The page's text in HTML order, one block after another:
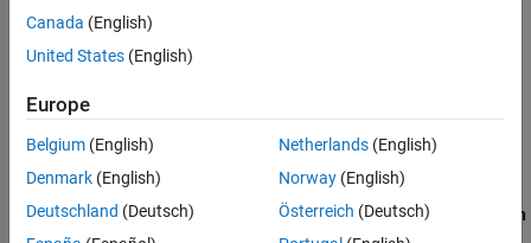
Check Information
Version History
Context initialized incorrectly for cryptographic operation
Incorrect key for cryptographic algorithm
Missing cipher data to process
Missing data for encryption, decryption or signing operation
Canada (English)
United States (English)
Europe
Belgium (English)
Denmark (English)
Deutschland (Deutsch)
Netherlands(English)
Norway(English)
Österreich (Deutsch)